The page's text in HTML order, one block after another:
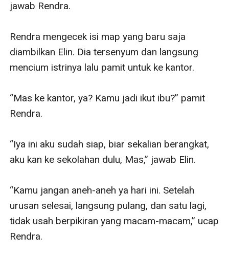
jawab Rendra.
Rendra mengecek isi map yang baru saja
diambilkan Elin. Dia tersenyum dan langsung
mencium istrinya lalu pamit untuk ke kantor.
“Mas ke kantor, ya? Kamu jadi ikut ibu?” pamit
Rendra.
“Iya ini aku sudah siap, biar sekalian berangkat,
aku kan ke sekolahan dulu, Mas,” jawab Elin.
“Kamu jangan aneh-aneh ya hari ini. Setelah
urusan selesai, langsung pulang, dan satu lagi,
tidak usah berpikiran yang macam-macam,” ucap
Rendra.